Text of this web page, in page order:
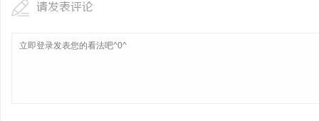
请发表评论